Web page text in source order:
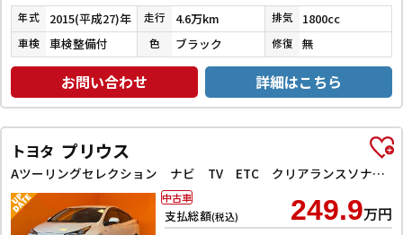
年式 2015(平成27)年 走行 4.6万km 排気 1800cc
車検 車検整備付 色 ブラック 修復 無
お問い合わせ 詳細はこちら
トヨタ プリウス
Aツーリングセレクション ナビ TV ETC クリアランスソナー レーンアシスト オートクルーズコントロール パークアシスト 衝突被害軽減システム バックカメラ アルミホイール オートマチックハイビーム
支払総額(税込) 249.9万円
中古車